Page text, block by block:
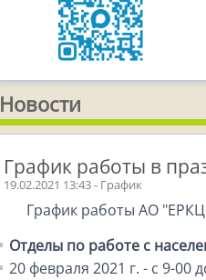
Новости
График работы в
19.02.2021 13:43 - График
График работы АО
Отделы по работе с
20 февраля 2021 г. - с 9-00